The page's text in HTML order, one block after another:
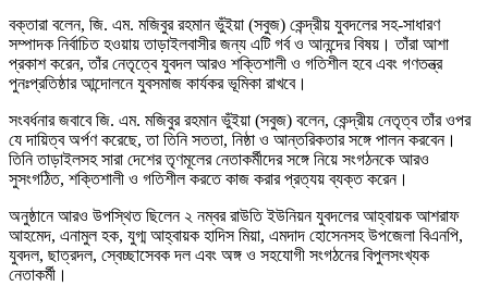
বক্তারা বলেন, জি. এম. মজিবুর রহমান ভুঁইয়া (সবুজ) কেন্দ্রীয় যুবদলের সহ-সাধারণ
সম্পাদক নির্বাচিত হওয়ায় তাড়াইলবাসীর জন্য এটি গর্ব ও আনন্দের বিষয়। তাঁরা আশা
প্রকাশ করেন, তাঁর নেতৃত্বে যুবদল আরও শক্তিশালী ও গতিশীল হবে এবং গণতন্ত্র
পুনঃপ্রতিষ্ঠার আন্দোলনে যুবসমাজ কার্যকর ভূমিকা রাখবে।
সংবর্ধনার জবাবে জি. এম. মজিবুর রহমান ভুঁইয়া (সবুজ) বলেন, কেন্দ্রীয় নেতৃত্ব তাঁর ওপর
যে দায়িত্ব অর্পণ করেছে, তা তিনি সততা, নিষ্ঠা ও আন্তরিকতার সঙ্গে পালন করবেন।
তিনি তাড়াইলসহ সারা দেশের তৃণমূলের নেতাকর্মীদের সঙ্গে নিয়ে সংগঠনকে আরও
সুসংগঠিত, শক্তিশালী ও গতিশীল করতে কাজ করার প্রত্যয় ব্যক্ত করেন।
অনুষ্ঠানে আরও উপস্থিত ছিলেন ২ নম্বর রাউতি ইউনিয়ন যুবদলের আহ্বায়ক আশরাফ
আহমেদ, এনামুল হক, যুগ্ম আহ্বায়ক হাদিস মিয়া, এমদাদ হোসেনসহ উপজেলা বিএনপি,
যুবদল, ছাত্রদল, স্বেচ্ছাসেবক দল এবং অঙ্গ ও সহযোগী সংগঠনের বিপুলসংখ্যক
নেতাকর্মী।